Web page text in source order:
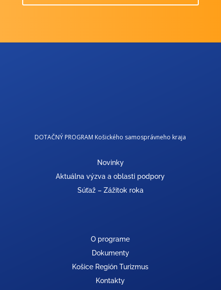
DOTAČNÝ PROGRAM Košického samosprávneho kraja
Novinky
Aktuálna výzva a oblasti podpory
Súťaž – Zážitok roka
O programe
Dokumenty
Košice Región Turizmus
Kontakty